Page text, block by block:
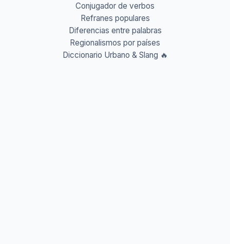
Conjugador de verbos
Refranes populares
Diferencias entre palabras
Regionalismos por países
Diccionario Urbano & Slang 🔥